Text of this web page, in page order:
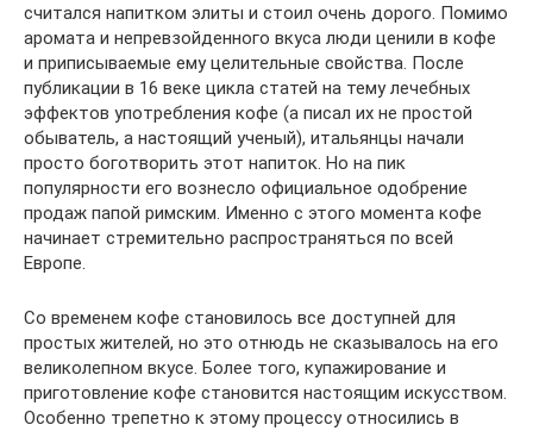
считался напитком элиты и стоил очень дорого. Помимо
аромата и непревзойденного вкуса люди ценили в кофе
и приписываемые ему целительные свойства. После
публикации в 16 веке цикла статей на тему лечебных
эффектов употребления кофе (а писал их не простой
обыватель, а настоящий ученый), итальянцы начали
просто боготворить этот напиток. Но на пик
популярности его вознесло официальное одобрение
продаж папой римским. Именно с этого момента кофе
начинает стремительно распространяться по всей
Европе.
Со временем кофе становилось все доступней для
простых жителей, но это отнюдь не сказывалось на его
великолепном вкусе. Более того, купажирование и
приготовление кофе становится настоящим искусством.
Особенно трепетно к этому процессу относились в